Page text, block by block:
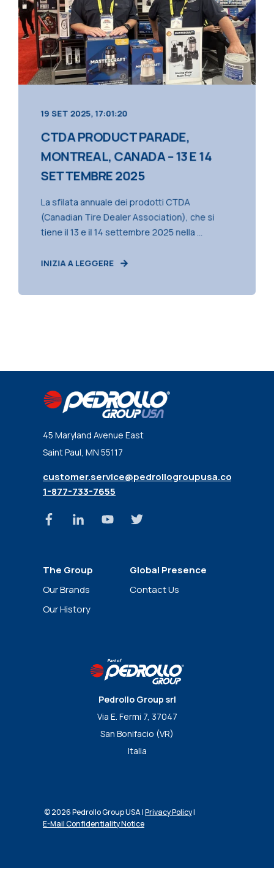
19 SET 2025, 17:01:20
CTDA PRODUCT PARADE,
MONTREAL, CANADA – 13 E 14
SETTEMBRE 2025
La sfilata annuale dei prodotti CTDA
(Canadian Tire Dealer Association), che si
tiene il 13 e il 14 settembre 2025 nella ...
INIZIA A LEGGERE
45 Maryland Avenue East
Saint Paul, MN 55117
customer.service@pedrollogroupusa.com
1-877-733-7655
The Group
Our Brands
Our History
Global Presence
Contact Us
Pedrollo Group srl
Via E. Fermi 7, 37047
San Bonifacio (VR)
Italia
© 2026 Pedrollo Group USA |Privacy Policy|
E-Mail Confidentiality Notice